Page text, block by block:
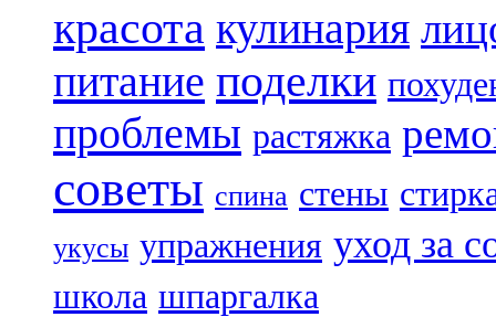
красота кулинария
питание поделки
проблемы растяжка
советы спина стены
укусы упражнения уход за
школа шпаргалка